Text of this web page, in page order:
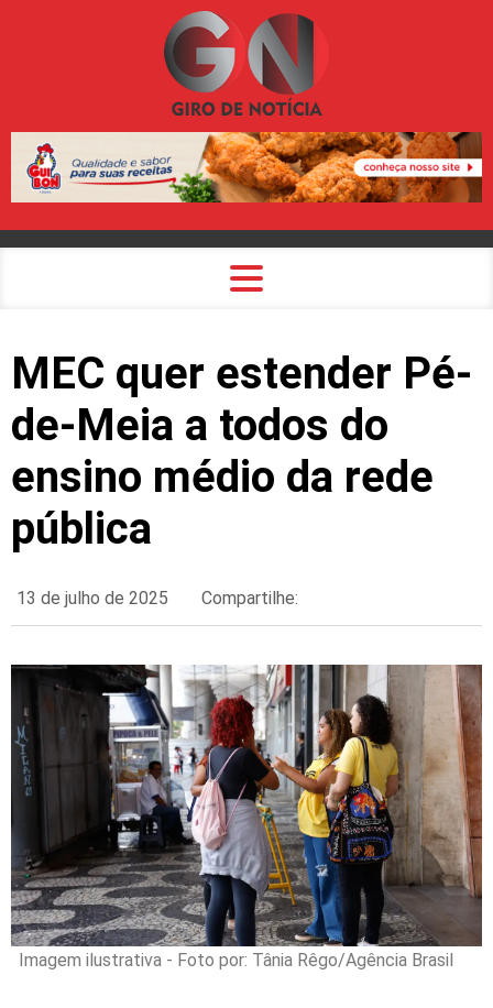
MEC quer estender Pé-
de-Meia a todos do
ensino médio da rede
pública
13 de julho de 2025 Compartilhe:
Imagem ilustrativa - Foto por: Tânia Rêgo/Agência Brasil